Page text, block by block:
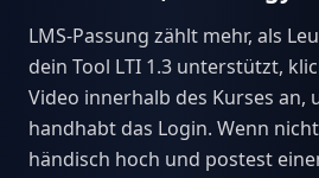
LMS-Passung zählt mehr, als
dein Tool LTI 1.3 unterstützt,
Video innerhalb des Kurses an,
handhabt das Login. Wenn
händisch hoch und postest